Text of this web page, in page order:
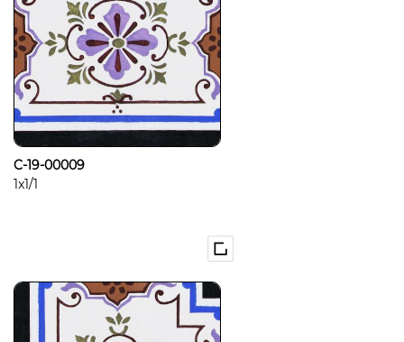
C-19-00009
1x1/1